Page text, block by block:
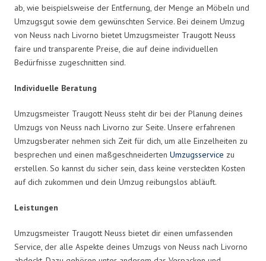
ab, wie beispielsweise der Entfernung, der Menge an Möbeln und
Umzugsgut sowie dem gewünschten Service. Bei deinem Umzug
von Neuss nach Livorno bietet Umzugsmeister Traugott Neuss
faire und transparente Preise, die auf deine individuellen
Bedürfnisse zugeschnitten sind.
Individuelle Beratung
Umzugsmeister Traugott Neuss steht dir bei der Planung deines
Umzugs von Neuss nach Livorno zur Seite. Unsere erfahrenen
Umzugsberater nehmen sich Zeit für dich, um alle Einzelheiten zu
besprechen und einen maßgeschneiderten Umzugsservice zu
erstellen. So kannst du sicher sein, dass keine versteckten Kosten
auf dich zukommen und dein Umzug reibungslos abläuft.
Leistungen
Umzugsmeister Traugott Neuss bietet dir einen umfassenden
Service, der alle Aspekte deines Umzugs von Neuss nach Livorno